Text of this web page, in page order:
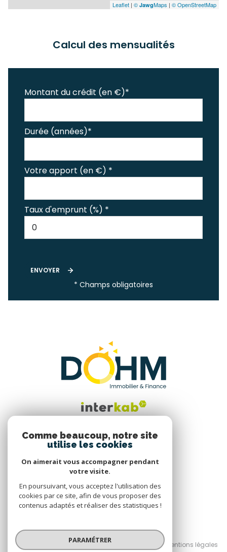
Leaflet | © JawgMaps | © OpenStreetMap
Calcul des mensualités
Montant du crédit (en €)*
Durée (années)*
Votre apport (en €) *
Taux d'emprunt (%) *
ENVOYER
* Champs obligatoires
Nous suivre
© 2026 | Tous droits réservés
Nos honoraires
Nos partenaires
Mentions légales
Comme beaucoup, notre site
utilise les cookies
On aimerait vous accompagner pendant
votre visite.
En poursuivant, vous acceptez l'utilisation des
cookies par ce site, afin de vous proposer des
contenus adaptés et réaliser des statistiques !
PARAMÉTRER